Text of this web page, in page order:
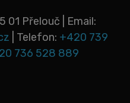
01 Přelouč | Email:
| Telefon: +420 739
736 528 889